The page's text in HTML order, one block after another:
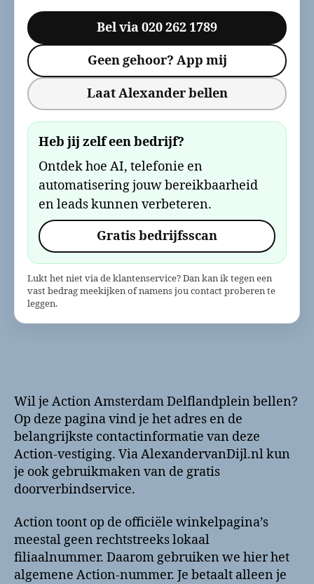
Bel via 020 262 1789
Geen gehoor? App mij
Laat Alexander bellen
Heb jij zelf een bedrijf?
Ontdek hoe AI, telefonie en
automatisering jouw bereikbaarheid
en leads kunnen verbeteren.
Gratis bedrijfsscan
Lukt het niet via de klantenservice? Dan kan ik tegen een
vast bedrag meekijken of namens jou contact proberen te
leggen.
Wil je Action Amsterdam Delflandplein bellen?
Op deze pagina vind je het adres en de
belangrijkste contactinformatie van deze
Action-vestiging. Via AlexandervanDijl.nl kun
je ook gebruikmaken van de gratis
doorverbindservice.
Action toont op de officiële winkelpagina’s
meestal geen rechtstreeks lokaal
filiaalnummer. Daarom gebruiken we hier het
algemene Action-nummer. Je betaalt alleen je